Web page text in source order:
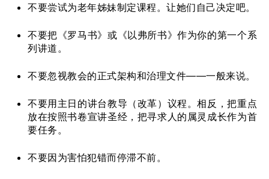
不要尝试为老年姊妹制定课程。让她们自己决定吧。
不要把《罗马书》或《以弗所书》作为你的第一个系
列讲道。
不要忽视教会的正式架构和治理文件——一般来说。
不要用主日的讲台教导（改革）议程。相反，把重点
放在按照书卷宣讲圣经，把寻求人的属灵成长作为首
要任务。
不要因为害怕犯错而停滞不前。